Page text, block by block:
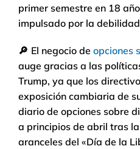
primer semestre en 18
impulsado por la
🔎 El negocio de opciones
auge gracias a las
Trump, ya que los
exposición cambiaria de
diario de opciones sobre
a principios de abril tras
aranceles del «Día de la